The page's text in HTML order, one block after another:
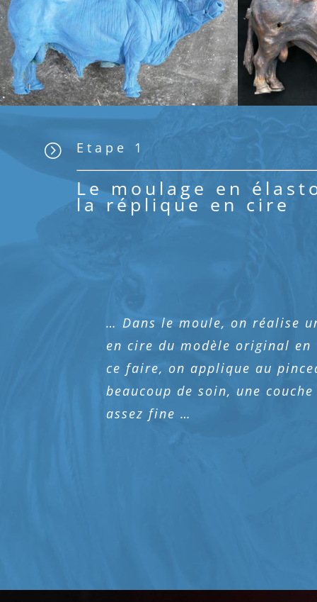
= Etape 1
Le moulage en
la réplique en cire
… Dans le moule, on réalise
en cire du modèle original en
ce faire, on applique au
beaucoup de soin, une
assez fine …